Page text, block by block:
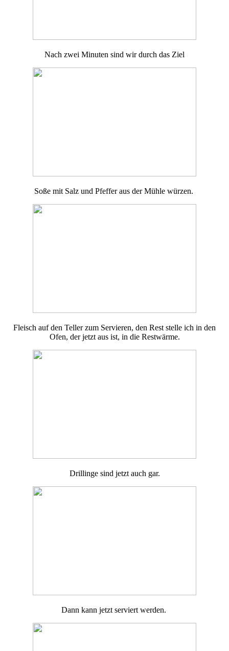
Nach zwei Minuten sind wir durch das Ziel
Soße mit Salz und Pfeffer aus der Mühle würzen.
Fleisch auf den Teller zum Servieren, den Rest stelle ich in den
Ofen, der jetzt aus ist, in die Restwärme.
Drillinge sind jetzt auch gar.
Dann kann jetzt serviert werden.